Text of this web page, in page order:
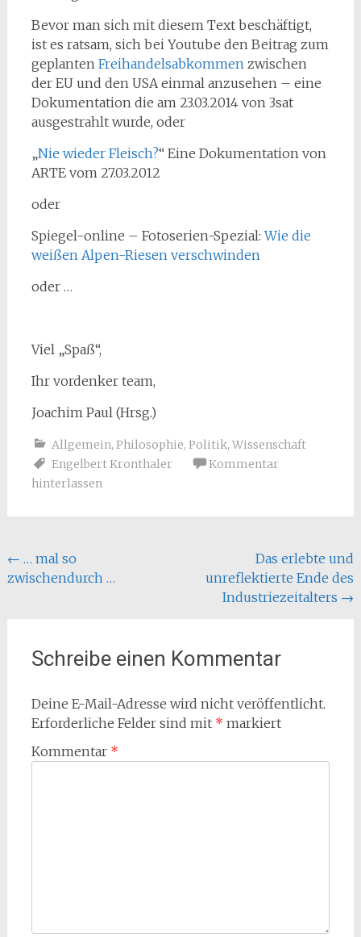
Bevor man sich mit diesem Text beschäftigt,
ist es ratsam, sich bei Youtube den Beitrag zum
geplanten Freihandelsabkommenzwischen
der EU und den USA einmal anzusehen – eine
Dokumentation die am 23.03.2014 von 3sat
ausgestrahlt wurde, oder
„Nie wieder Fleisch?“ Eine Dokumentation von
ARTE vom 27.03.2012
oder
Spiegel-online – Fotoserien-Spezial:Wie die
weißen Alpen-Riesen verschwinden
oder …
Viel „Spaß“,
Ihr vordenker team,
Joachim Paul (Hrsg.)
Allgemein, Philosophie, Politik, Wissenschaft
Engelbert Kronthaler
Kommentar
hinterlassen
Beitragsnavigation
← … mal so
zwischendurch …
Das erlebte und
unreflektierte Ende des
Industriezeitalters →
Schreibe einen Kommentar
Deine E-Mail-Adresse wird nicht veröffentlicht.
Erforderliche Felder sind mit * markiert
Kommentar *